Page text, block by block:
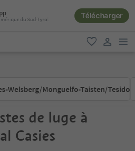
du Sud-Tyrol Télécharger
favori
Welsberg/Monguelfo-Taisten/Tesido
de luge à
Casies